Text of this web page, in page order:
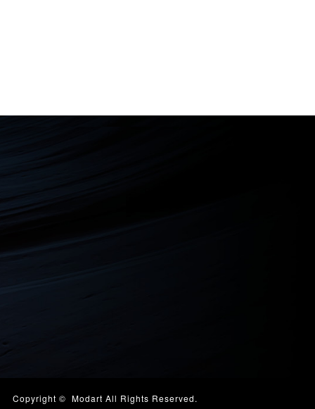
Copyright © Modart All Rights Reserved.